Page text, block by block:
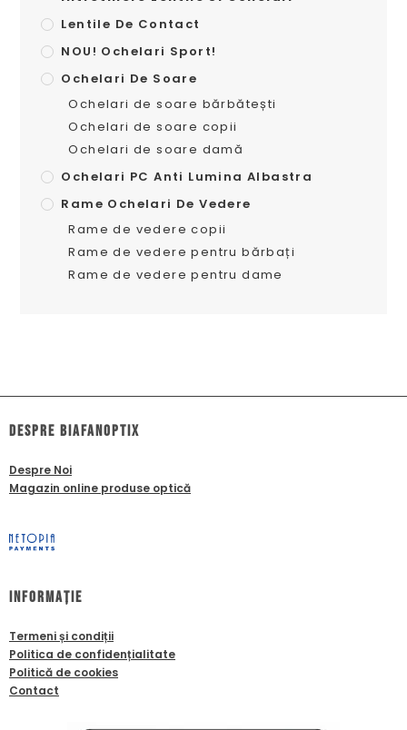
Lentile De Contact
NOU! Ochelari Sport!
Ochelari De Soare
Ochelari de soare bărbătești
Ochelari de soare copii
Ochelari de soare damă
Ochelari PC Anti Lumina Albastra
Rame Ochelari De Vedere
Rame de vedere copii
Rame de vedere pentru bărbați
Rame de vedere pentru dame
dESPRE biafanoptix
Despre Noi
Magazin online produse optică
Informație
Termeni și condiții
Politica de confidențialitate
Politică de cookies
Contact